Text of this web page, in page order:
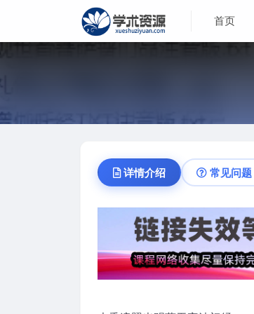
首页
详情介绍 常见问题